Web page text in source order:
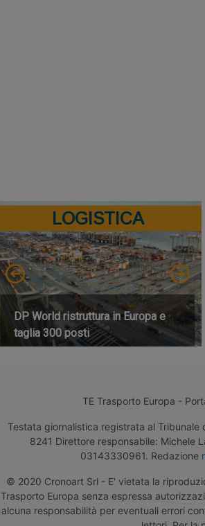
LOGISTICA
DP World ristruttura in Europa e
taglia 300 posti
TE Trasporto Europa -
Testata giornalistica registrata al
8241 Direttore responsabile: Michele
03143330961. Redazione
© 2020 Cronoart Srl - E' vietata la
Trasporto Europa senza espressa
alcuna responsabilità per eventuali errori